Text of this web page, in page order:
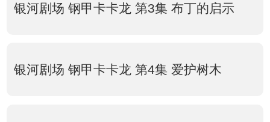
银河剧场 钢甲卡卡龙 第3集 布丁的启示
银河剧场 钢甲卡卡龙 第4集 爱护树木